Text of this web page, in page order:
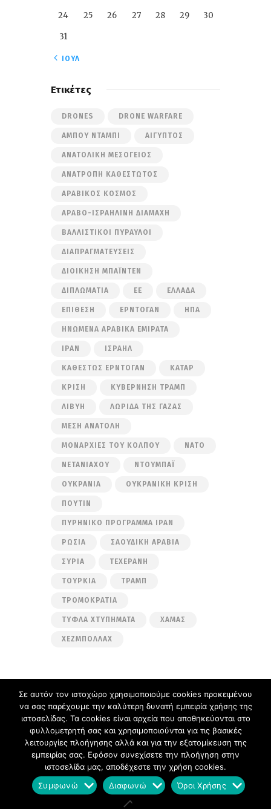
24 25 26 27 28 29 30
31
« ΙΟΎΛ
Ετικέτες
DRONES DRONE WARFARE
ΆΜΠΟΥ ΝΤΆΜΠΙ ΑΊΓΥΠΤΟΣ
ΑΝΑΤΟΛΙΚΉ ΜΕΣΌΓΕΙΟΣ
ΑΝΑΤΡΟΠΉ ΚΑΘΕΣΤΏΤΟΣ
ΑΡΑΒΙΚΌΣ ΚΌΣΜΟΣ
ΑΡΑΒΟ-ΙΣΡΑΗΛΙΝΉ ΔΙΑΜΆΧΗ
ΒΑΛΛΙΣΤΙΚΟΊ ΠΎΡΑΥΛΟΙ
ΔΙΑΠΡΑΓΜΑΤΕΎΣΕΙΣ
ΔΙΟΊΚΗΣΗ ΜΠΆΙΝΤΕΝ
ΔΙΠΛΩΜΑΤΊΑ ΕΕ ΕΛΛΆΔΑ
ΕΠΊΘΕΣΗ ΕΡΝΤΟΓΆΝ ΗΠΑ
ΗΝΩΜΈΝΑ ΑΡΑΒΙΚΆ ΕΜΙΡΆΤΑ
ΙΡΆΝ ΙΣΡΑΉΛ
ΚΑΘΕΣΤΏΣ ΕΡΝΤΟΓΆΝ ΚΑΤΆΡ
ΚΡΊΣΗ ΚΥΒΈΡΝΗΣΗ ΤΡΑΜΠ
ΛΙΒΎΗ ΛΩΡΊΔΑ ΤΗΣ ΓΆΖΑΣ
ΜΈΣΗ ΑΝΑΤΟΛΉ
ΜΟΝΑΡΧΊΕΣ ΤΟΥ ΚΌΛΠΟΥ ΝΑΤΟ
ΝΕΤΑΝΙΆΧΟΥ ΝΤΟΥΜΠΆΙ
ΟΥΚΡΑΝΊΑ ΟΥΚΡΑΝΙΚΉ ΚΡΊΣΗ
ΠΟΎΤΙΝ
ΠΥΡΗΝΙΚΌ ΠΡΌΓΡΑΜΜΑ ΙΡΆΝ
ΡΩΣΊΑ ΣΑΟΥΔΙΚΉ ΑΡΑΒΊΑ
ΣΥΡΊΑ ΤΕΧΕΡΆΝΗ
ΤΟΥΡΚΊΑ ΤΡΑΜΠ
ΤΡΟΜΟΚΡΑΤΊΑ
ΤΥΦΛΆ ΧΤΥΠΉΜΑΤΑ ΧΑΜΆΣ
ΧΕΖΜΠΟΛΛΆΧ
Ακολουθήστε μας στα μέσα κοινωνικής
δικτύωσης
Facebook Twitter
Σπύρος ΠλακούδαςΙστολόγιο © 2026. All
Rights Reserved.
Σε αυτόν τον ιστοχώρο χρησιμοποιούμε cookies προκειμένου
να σας παρέχουμε την καλύτερη δυνατή εμπειρία χρήσης της
ιστοσελίδας. Τα cookies είναι αρχεία που αποθηκεύονται στο
φυλλομετρητή σας και χρησιμοποιούνται για τις βασικές
λειτουργίες πλοήγησης αλλά και για την εξατομίκευση της
εμπειρίας σας. Εφόσον συνεχίσετε την πλοήγηση στην
ιστοσελίδα μας, αποδέχεστε την χρήση cookies.
Συμφωνώ
Διαφωνώ
Διαφωνώ
Όροι Χρήσης